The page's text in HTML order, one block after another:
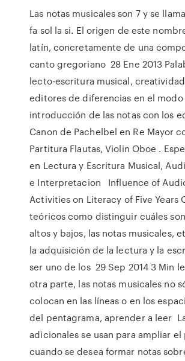
Las notas musicales son 7 y se
fa sol la si. El origen de este
latín, concretamente de una
canto gregoriano 28 Ene 2013
lecto-escritura musical,
editores de diferencias en el modo
introducción de las notas con los
Canon de Pachelbel en Re Mayor
Partitura Flautas, Violin Oboe .
en Lectura y Escritura Musical,
e Interpretacion Influence of
Activities on Literacy of Five Years
teóricos como distinguir cuáles
altos y bajos, las notas musicales,
la adquisición de la lectura y la
ser uno de los 29 Sep 2014 3 Min
otra parte, las notas musicales no
colocan en las líneas o en los
del pentagrama, aprender a leer
adicionales se usan para ampliar
cuando se desea formar notas